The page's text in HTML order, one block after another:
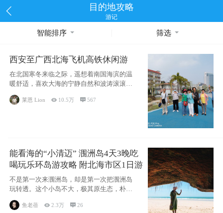
目的地攻略
游记
智能排序 筛选
西安至广西北海飞机高铁休闲游
在北国寒冬来临之际，遥想着南国海滨的温
暖舒适，喜欢大海的宁静自然和波涛滚滚，
海滨城市
莱恩 Lion  10.5万  567
能看海的“小清迈” 涠洲岛4天3晚吃
喝玩乐环岛游攻略 附北海市区1日游
不是第一次来涠洲岛，却是第一次把涠洲岛
玩转透。这个小岛不大，极其原生态，朴
鱼老蓓 2.3万 26